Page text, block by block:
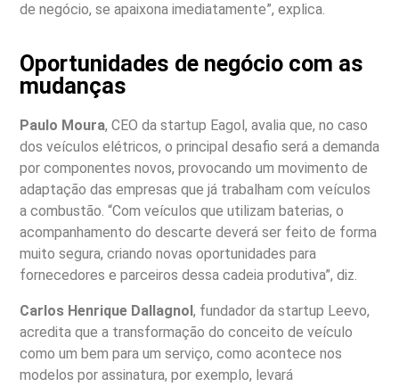
de negócio, se apaixona imediatamente”, explica.
Oportunidades de negócio com as
mudanças
Paulo Moura, CEO da startup Eagol, avalia que, no caso
dos veículos elétricos, o principal desafio será a demanda
por componentes novos, provocando um movimento de
adaptação das empresas que já trabalham com veículos
a combustão. “Com veículos que utilizam baterias, o
acompanhamento do descarte deverá ser feito de forma
muito segura, criando novas oportunidades para
fornecedores e parceiros dessa cadeia produtiva”, diz.
Carlos Henrique Dallagnol, fundador da startup Leevo,
acredita que a transformação do conceito de veículo
como um bem para um serviço, como acontece nos
modelos por assinatura, por exemplo, levará